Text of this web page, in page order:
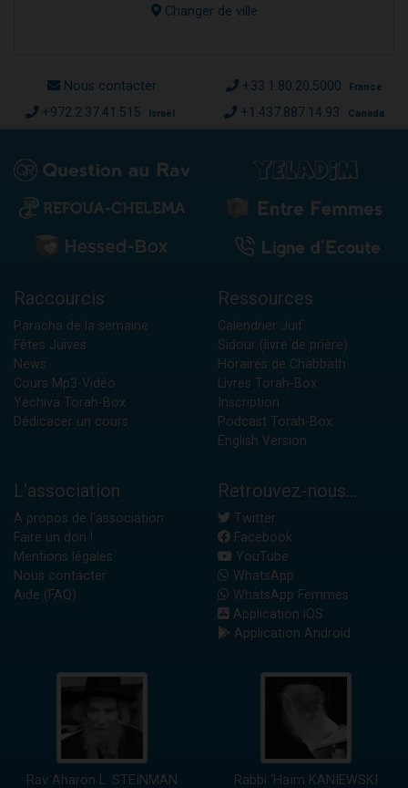
Changer de ville
Nous contacter +33.1.80.20.5000 France
+972.2.37.41.515 Israël +1.437.887.14.93 Canada
Raccourcis
Paracha de la semaine
Fêtes Juives
News
Cours Mp3-Vidéo
Yéchiva Torah-Box
Dédicacer un cours
Ressources
Calendrier Juif
Sidour (livre de prière)
Horaires de Chabbath
Livres Torah-Box
Inscription
Podcast Torah-Box
English Version
L'association
A propos de l'association
Faire un don !
Mentions légales
Nous contacter
Aide (FAQ)
Retrouvez-nous...
Twitter
Facebook
YouTube
WhatsApp
WhatsApp Femmes
Application iOS
Application Android
Rav Aharon L. STEINMAN Rabbi 'Haïm KANIEWSKI